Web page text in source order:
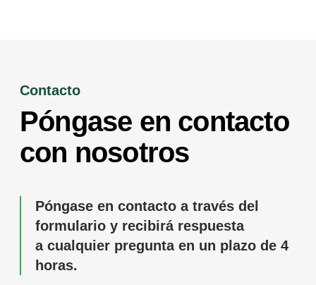
Contacto
Póngase en contacto
con nosotros
Póngase en contacto a través del
formulario y recibirá respuesta
a cualquier pregunta en un plazo de 4
horas.